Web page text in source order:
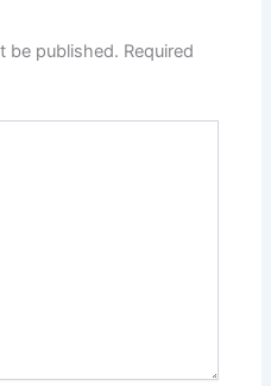
be published. Required